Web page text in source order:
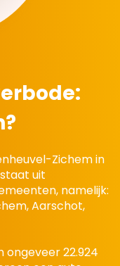
Zichem in
uit
namelijk:
Aarschot,
ongeveer 22.924